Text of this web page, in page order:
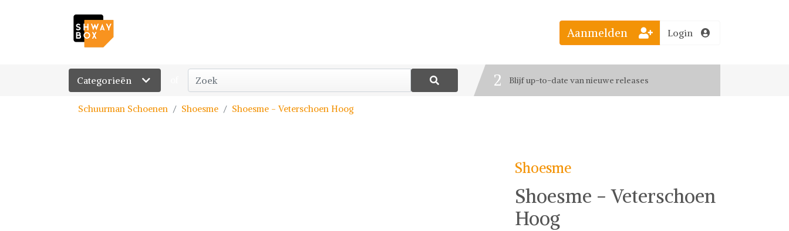
Categorieën
Bestel jouw favoriete looks
2 Blijf up-to-date van nieuwe releases
Aanmelden Login
Schuurman Schoenen Shoesme Shoesme - Veterschoen Hoog
Shoesme
Shoesme - Veterschoen
Hoog